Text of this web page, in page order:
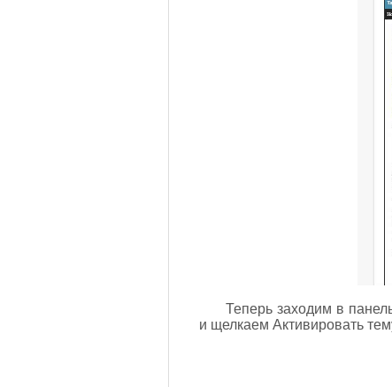
Теперь заходим в
и щелкаем Активировать